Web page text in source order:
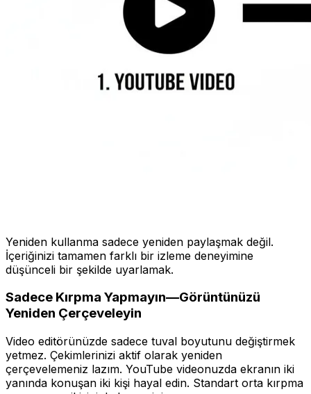
Yeniden kullanma sadece yeniden paylaşmak değil.
İçeriğinizi tamamen farklı bir izleme deneyimine
düşünceli bir şekilde uyarlamak.
Sadece Kırpma Yapmayın—Görüntünüzü
Yeniden Çerçeveleyin
Video editörünüzde sadece tuval boyutunu değiştirmek
yetmez. Çekimlerinizi aktif olarak yeniden
çerçevelemeniz lazım. YouTube videonuzda ekranın iki
yanında konuşan iki kişi hayal edin. Standart orta kırpma